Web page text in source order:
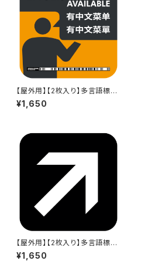
【屋外用】【2枚入り】多言語標識
「外国語メニューあります(グレ
ー)」- 150x150mm/3言語/新J
カー - GDC-20000000005
3-1709
¥1,650
【屋外用】【2枚入り】多言語標識
用「斜め矢印（黒地・白矢印)」- 1
50x150mm/JIS対応/多言語用
¥1,650